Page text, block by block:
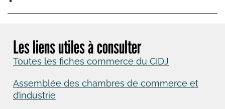
Les liens utiles à consulter
Toutes les fiches commerce du CIDJ
Assemblée des chambres de commerce et
d’industrie